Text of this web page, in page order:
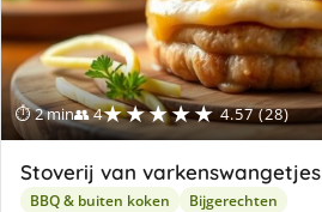
⏱ 2 min👥 4★★★★★ 4.57 (28)
Stoverij van varkenswangetjes
BBQ & buiten koken Bijgerechten